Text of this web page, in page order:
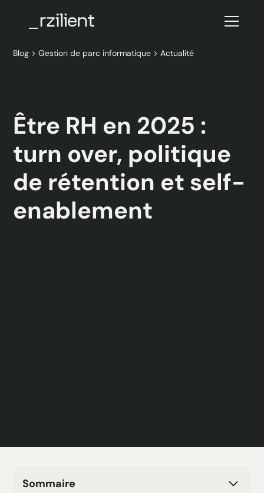
Blog Gestion de parc informatique Actualité
Être RH en 2025 :
turn over, politique
de rétention et self-
enablement
Sommaire